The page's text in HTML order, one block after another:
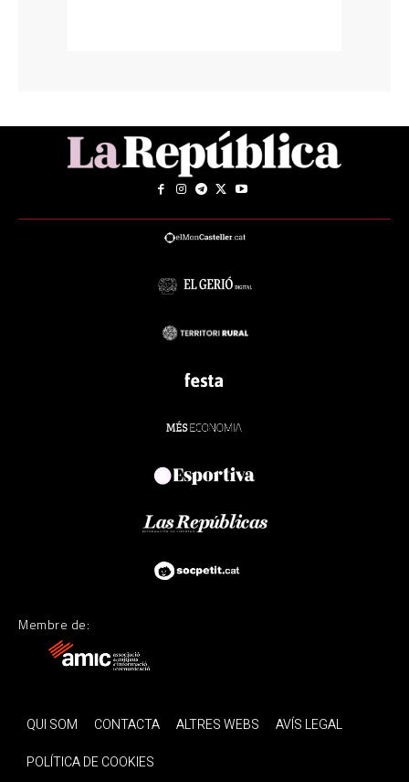
Membre de:
QUI SOM CONTACTA ALTRES WEBS
AVÍS LEGAL
POLÍTICA DE COOKIES